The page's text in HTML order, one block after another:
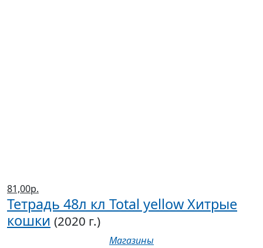
81,00р.
Тетрадь 48л кл Total yellow Хитрые
кошки (2020 г.)
Магазины